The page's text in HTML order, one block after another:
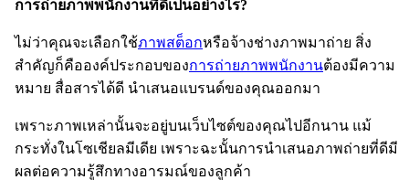
การถ่ายภาพพนักงานที่ดีเป็นอย่างไร?
ไม่ว่าคุณจะเลือกใช้ภาพสต็อกหรือจ้างช่างภาพมาถ่าย สิ่ง
สำคัญก็คือองค์ประกอบของการถ่ายภาพพนักงานต้องมีความ
หมาย สื่อสารได้ดี นำเสนอแบรนด์ของคุณออกมา
เพราะภาพเหล่านั้นจะอยู่บนเว็บไซต์ของคุณไปอีกนาน แม้
กระทั่งในโซเชียลมีเดีย เพราะฉะนั้นการนำเสนอภาพถ่ายที่ดีมี
ผลต่อความรู้สึกทางอารมณ์ของลูกค้า